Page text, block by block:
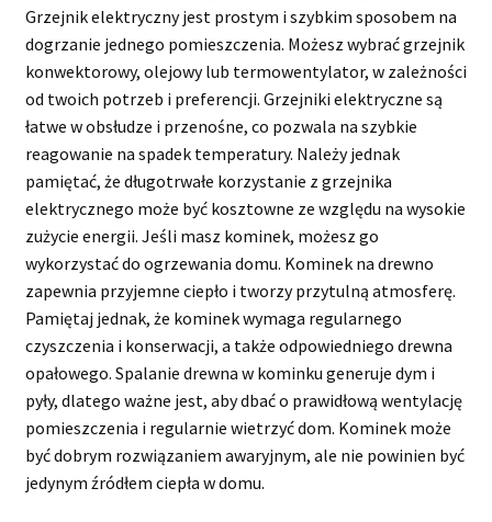
Grzejnik elektryczny jest prostym i szybkim sposobem na
dogrzanie jednego pomieszczenia. Możesz wybrać grzejnik
konwektorowy, olejowy lub termowentylator, w zależności
od twoich potrzeb i preferencji. Grzejniki elektryczne są
łatwe w obsłudze i przenośne, co pozwala na szybkie
reagowanie na spadek temperatury. Należy jednak
pamiętać, że długotrwałe korzystanie z grzejnika
elektrycznego może być kosztowne ze względu na wysokie
zużycie energii. Jeśli masz kominek, możesz go
wykorzystać do ogrzewania domu. Kominek na drewno
zapewnia przyjemne ciepło i tworzy przytulną atmosferę.
Pamiętaj jednak, że kominek wymaga regularnego
czyszczenia i konserwacji, a także odpowiedniego drewna
opałowego. Spalanie drewna w kominku generuje dym i
pyły, dlatego ważne jest, aby dbać o prawidłową wentylację
pomieszczenia i regularnie wietrzyć dom. Kominek może
być dobrym rozwiązaniem awaryjnym, ale nie powinien być
jedynym źródłem ciepła w domu.